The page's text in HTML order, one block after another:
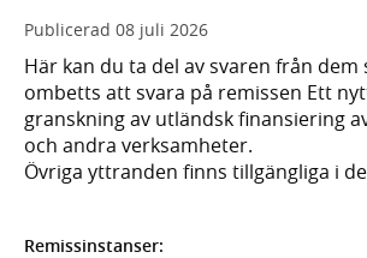
Publicerad 08 juli 2026
Här kan du ta del av svaren från dem
ombetts att svara på remissen Ett
granskning av utländsk finansiering
och andra verksamheter.
Övriga yttranden finns tillgängliga i
Remissinstanser: